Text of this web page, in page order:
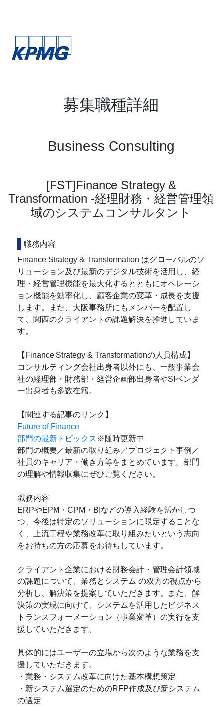
募集職種詳細
Business Consulting
[FST]Finance Strategy &
Transformation -経理財務・経営管理領
域のシステムコンサルタント
職務内容
Finance Strategy & Transformation はグローバルのソ
リューション及び最新のデジタル技術を活用し、経
理・経営管理機能を最大化するとともにオペレーシ
ョン機能を効率化し、顧客企業の変革・成長を支援
します。また、大阪事務所にもメンバーを配置し
て、関西のクライアントの課題解決を推進していま
す。
【Finance Strategy & Transformationの人員構成】
コンサルティング会社出身者以外にも、一般事業会
社の経理部・財務部・経営企画部出身者やSIベンダ
ー出身者も多数在籍。
【関連する記事のリンク】
Future of Finance
部門の最新トピックス ※随時更新中
部門の概要／最新の取り組み／プロジェクト事例／
社員のキャリア・働き方等をまとめています。部門
の理解や情報収集にぜひご覧ください。
職務内容
ERPやEPM・CPM・BIなどの導入経験を活かしつ
つ、今後は特定のソリューションに限定することな
く、上流工程や業務改革に取り組みたいという志向
をお持ちの方の応募をお待ちしています。
クライアント企業における財務会計・管理会計領域
の課題について、業務とシステム の双方の視点から
分析し、解決策を提案していただきます。また、解
決策の実現に向けて、システムを活用したビジネス
トランスフォーメーション（事業変革）の実行を支
援していただきます。
具体的にはユーザーの立場から次のような業務を支
援していただきます。
・業務・システム改革に向けた基本構想策定
・新システム選定のためのRFP作成及び新システム
の選定